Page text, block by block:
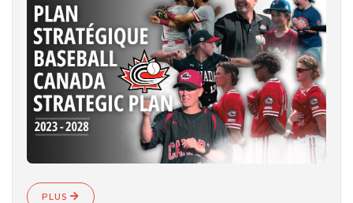
PLUS